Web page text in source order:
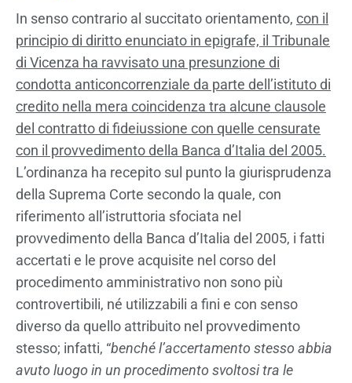
In senso contrario al succitato orientamento, con il
principio di diritto enunciato in epigrafe, il Tribunale
di Vicenza ha ravvisato una presunzione di
condotta anticoncorrenziale da parte dell’istituto di
credito nella mera coincidenza tra alcune clausole
del contratto di fideiussione con quelle censurate
con il provvedimento della Banca d’Italia del 2005.
L’ordinanza ha recepito sul punto la giurisprudenza
della Suprema Corte secondo la quale, con
riferimento all’istruttoria sfociata nel
provvedimento della Banca d’Italia del 2005, i fatti
accertati e le prove acquisite nel corso del
procedimento amministrativo non sono più
controvertibili, né utilizzabili a fini e con senso
diverso da quello attribuito nel provvedimento
stesso; infatti, “benché l’accertamento stesso abbia
avuto luogo in un procedimento svoltosi tra le